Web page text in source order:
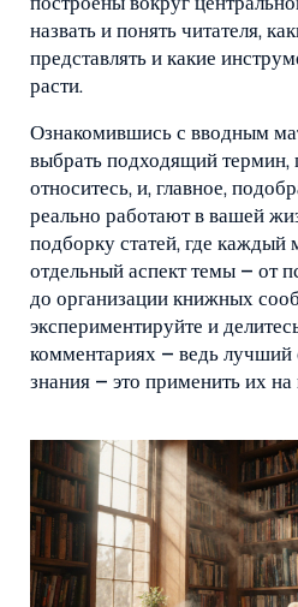
построены вокруг
назвать и понять читателя,
представлять и какие
расти.
Ознакомившись с вводным
выбрать подходящий термин,
относитесь, и, главное,
реально работают в вашей
подборку статей, где каждый
отдельный аспект темы – от
до организации книжных
экспериментируйте и
комментариях – ведь лучший
знания – это применить их на